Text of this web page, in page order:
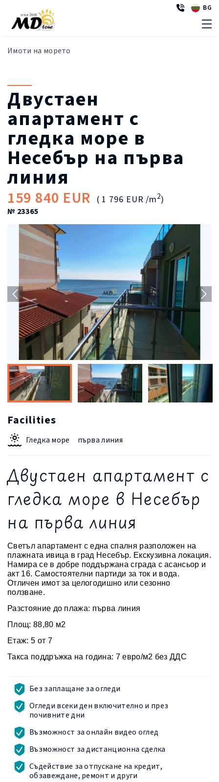
BG
Имоти на морето
Двустаен
апартамент с
гледка море в
Несебър на първа
линия
159 840 EUR ( 1 796 EUR /m2)
№ 23365
Facilities
Гледка море първа линия
Двустаен апартамент с
гледка море в Несебър
на първа линия
Светъл апартамент с една спалня разположен на
плажната ивица в град Несебър. Екскузивна локация.
Намира се в добре поддържана сграда с асансьор и
акт 16. Самостоятелни партиди за ток и вода.
Отличен имот за целогодишно или сезонно
ползване.
Разстояние до плажа: първа линия
Площ: 88,80 м2
Етаж: 5 от 7
Такса поддръжка на година: 7 евро/м2 без ДДС
Без заплащане за огледи
Огледи всеки ден включително и през
почивните дни
Възможност за онлайн видео оглед
Възможност за дистанционна сделка
Съдействие за отпускане на кредит,
обзавеждане, ремонт и други